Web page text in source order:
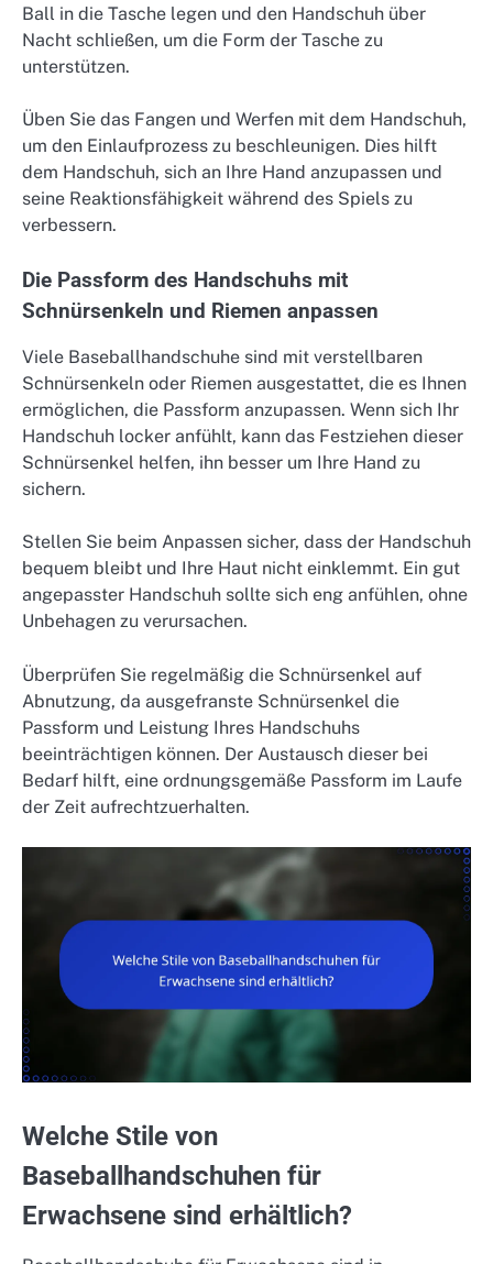
Ball in die Tasche legen und den Handschuh über
Nacht schließen, um die Form der Tasche zu
unterstützen.
Üben Sie das Fangen und Werfen mit dem Handschuh,
um den Einlaufprozess zu beschleunigen. Dies hilft
dem Handschuh, sich an Ihre Hand anzupassen und
seine Reaktionsfähigkeit während des Spiels zu
verbessern.
Die Passform des Handschuhs mit
Schnürsenkeln und Riemen anpassen
Viele Baseballhandschuhe sind mit verstellbaren
Schnürsenkeln oder Riemen ausgestattet, die es Ihnen
ermöglichen, die Passform anzupassen. Wenn sich Ihr
Handschuh locker anfühlt, kann das Festziehen dieser
Schnürsenkel helfen, ihn besser um Ihre Hand zu
sichern.
Stellen Sie beim Anpassen sicher, dass der Handschuh
bequem bleibt und Ihre Haut nicht einklemmt. Ein gut
angepasster Handschuh sollte sich eng anfühlen, ohne
Unbehagen zu verursachen.
Überprüfen Sie regelmäßig die Schnürsenkel auf
Abnutzung, da ausgefranste Schnürsenkel die
Passform und Leistung Ihres Handschuhs
beeinträchtigen können. Der Austausch dieser bei
Bedarf hilft, eine ordnungsgemäße Passform im Laufe
der Zeit aufrechtzuerhalten.
Welche Stile von
Baseballhandschuhen für
Erwachsene sind erhältlich?